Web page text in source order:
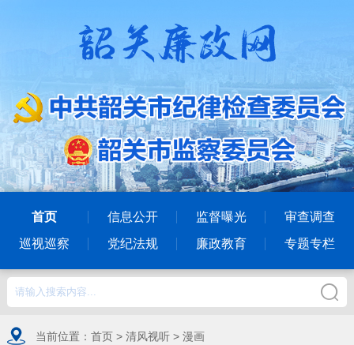
首页 信息公开 监督曝光
审查调查
巡视巡察
党纪法规 廉政教育 专题专栏
当前位置： 首页> 清风视听> 漫画